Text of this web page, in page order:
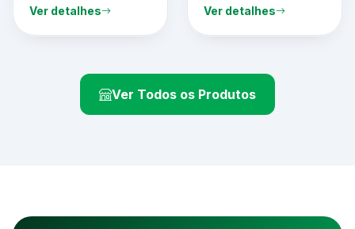
Ver detalhes Ver detalhes
Ver Todos os Produtos